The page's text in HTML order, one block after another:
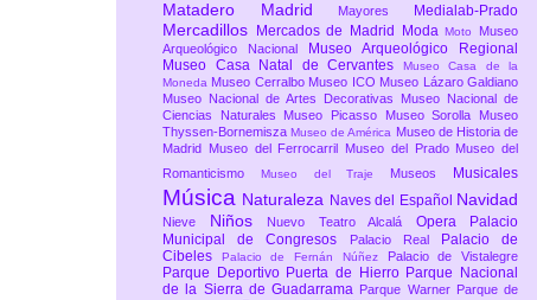
Matadero Madrid Mayores Medialab-Prado
Mercadillos Mercados de Madrid ModaMoto Museo
Arqueológico Nacional
Museo Arqueológico Regional
Museo Casa Natal de Cervantes
Museo Casa de la
Moneda Museo Cerralbo Museo ICO Museo Lázaro Galdiano
Museo Nacional de Artes Decorativas Museo Nacional de
Ciencias Naturales Museo Picasso Museo Sorolla Museo
Thyssen-BornemiszaMuseo de América Museo de Historia de
Madrid
Museo del Ferrocarril Museo del Prado Museo del
Romanticismo
Museo del Traje Museos Musicales
Música Naturaleza Naves del Español Navidad
Nieve Niños Nuevo Teatro Alcalá Opera
Palacio
Municipal de Congresos
Palacio Real
Palacio de
Cibeles
Palacio de Fernán Núñez Palacio de Vistalegre
Parque Deportivo Puerta de Hierro Parque Nacional
de la Sierra de Guadarrama Parque Warner Parque de